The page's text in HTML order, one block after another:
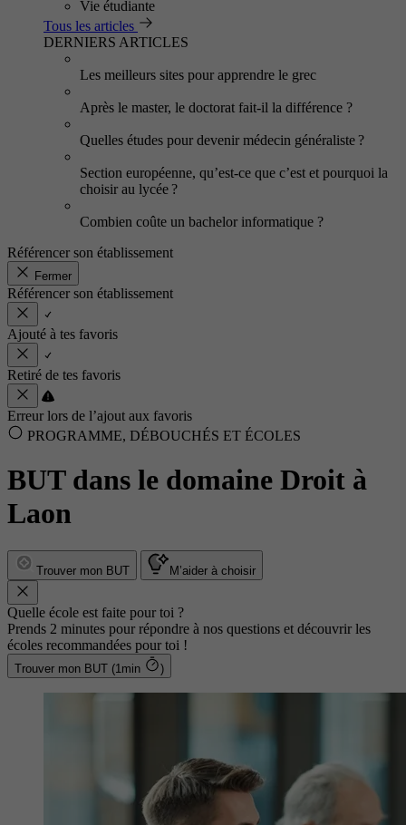
Vie étudiante
Tous les articles
DERNIERS ARTICLES
Les meilleurs sites pour apprendre le grec
Après le master, le doctorat fait-il la différence ?
Quelles études pour devenir médecin généraliste ?
Section européenne, qu’est-ce que c’est et pourquoi la
choisir au lycée ?
Combien coûte un bachelor informatique ?
Référencer son établissement
Fermer
Référencer son établissement
Ajouté à tes favoris
Retiré de tes favoris
Erreur lors de l’ajout aux favoris
PROGRAMME, DÉBOUCHÉS ET ÉCOLES
BUT dans le domaine Droit à
Laon
Trouver mon BUT M’aider à choisir
Quelle école est faite pour toi ?
Prends 2 minutes pour répondre à nos questions et découvrir les
écoles recommandées pour toi !
Trouver mon BUT (1min )